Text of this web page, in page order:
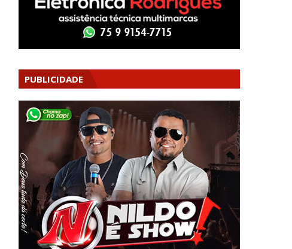
PUBLICIDADE